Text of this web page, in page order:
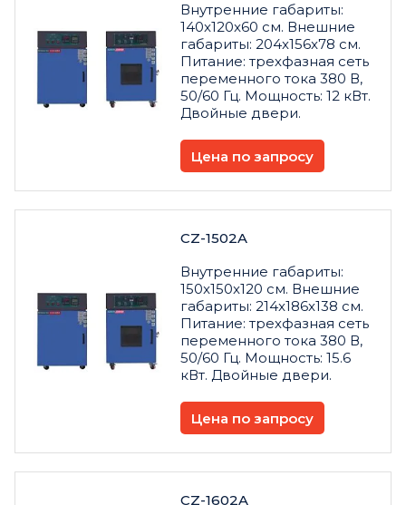
Внутренние габариты:
140x120x60 см. Внешние
габариты: 204x156x78 см.
Питание: трехфазная сеть
переменного тока 380 В,
50/60 Гц. Мощность: 12 кВт.
Двойные двери.
Цена по запросу
CZ-1502A
Внутренние габариты:
150x150x120 см. Внешние
габариты: 214x186x138 см.
Питание: трехфазная сеть
переменного тока 380 В,
50/60 Гц. Мощность: 15.6
кВт. Двойные двери.
Цена по запросу
CZ-1602A